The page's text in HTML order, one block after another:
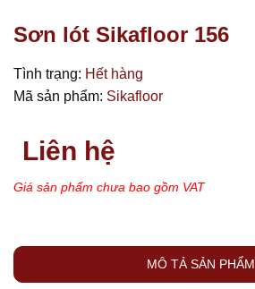
Sơn lót Sikafloor 156
Tình trạng: Hết hàng
Mã sản phẩm: Sikafloor
Liên hệ
Giá sản phẩm chưa bao gồm VAT
MÔ TẢ SẢN PHẨM